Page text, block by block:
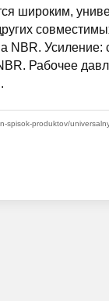
широким,
NBR. Усиление:
Рабочее
spisok-produktov/